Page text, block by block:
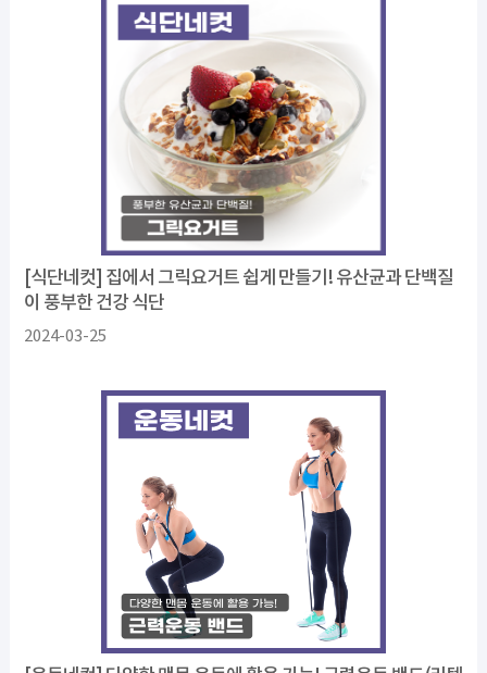
[식단네컷] 집에서 그릭요거트 쉽게 만들기! 유산균과 단백질
이 풍부한 건강 식단
2024-03-25